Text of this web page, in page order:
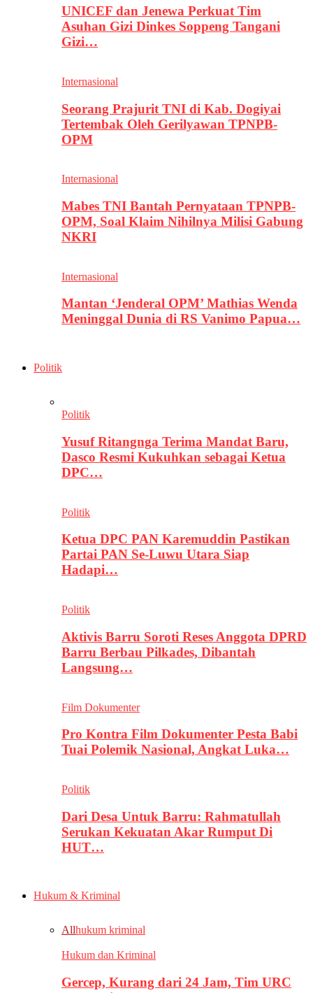
UNICEF dan Jenewa Perkuat Tim
Asuhan Gizi Dinkes Soppeng Tangani
Gizi…
Internasional
Seorang Prajurit TNI di Kab. Dogiyai
Tertembak Oleh Gerilyawan TPNPB-
OPM
Internasional
Mabes TNI Bantah Pernyataan TPNPB-
OPM, Soal Klaim Nihilnya Milisi Gabung
NKRI
Internasional
Mantan ‘Jenderal OPM’ Mathias Wenda
Meninggal Dunia di RS Vanimo Papua…
Politik
Politik
Yusuf Ritangnga Terima Mandat Baru,
Dasco Resmi Kukuhkan sebagai Ketua
DPC…
Politik
Ketua DPC PAN Karemuddin Pastikan
Partai PAN Se-Luwu Utara Siap
Hadapi…
Politik
Aktivis Barru Soroti Reses Anggota DPRD
Barru Berbau Pilkades, Dibantah
Langsung…
Film Dokumenter
Pro Kontra Film Dokumenter Pesta Babi
Tuai Polemik Nasional, Angkat Luka…
Politik
Dari Desa Untuk Barru: Rahmatullah
Serukan Kekuatan Akar Rumput Di
HUT…
Hukum & Kriminal
Allhukum kriminal
Hukum dan Kriminal
Gercep, Kurang dari 24 Jam, Tim URC